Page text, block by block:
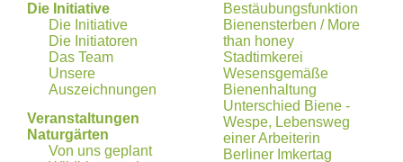
Die Initiative
Die Initiative
Die Initiatoren
Das Team
Unsere
Auszeichnungen
Veranstaltungen
Naturgärten
Von uns geplant
Bestäubungsfunktion
Bienensterben / More
than honey
Stadtimkerei
Wesensgemäße
Bienenhaltung
Unterschied Biene -
Wespe, Lebensweg
einer Arbeiterin
Berliner Imkertag